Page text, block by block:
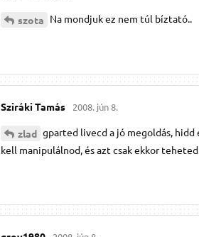
szota Na mondjuk ez nem túl bíztató..
Sziráki Tamás 2008. jún 8.
zlad gparted livecd a jó megoldás,
kell manipulálnod, és azt csak ekkor